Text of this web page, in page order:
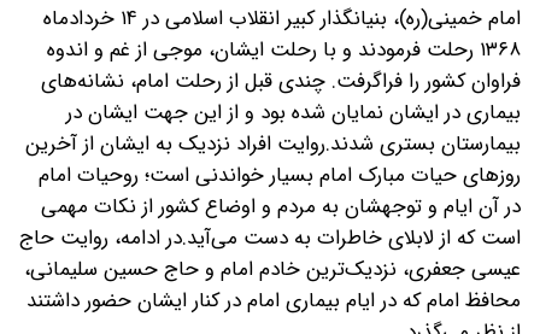
امام خمینی(ره)، بنیانگذار کبیر انقلاب اسلامی در ۱۴ خردادماه
۱۳۶۸ رحلت فرمودند و با رحلت ایشان، موجی از غم و اندوه
فراوان کشور را فراگرفت. چندی قبل از رحلت امام، نشانه‌های
بیماری در ایشان نمایان شده بود و از این جهت ایشان در
بیمارستان بستری شدند.روایت افراد نزدیک به ایشان از آخرین
روز‌های حیات مبارک امام بسیار خواندنی است؛ روحیات امام
در آن ایام و توجهشان به مردم و اوضاع کشور از نکات مهمی
است که از لابلای خاطرات به دست می‌آید.در ادامه، روایت حاج
عیسی جعفری، نزدیک‌ترین خادم امام و حاج حسین سلیمانی،
محافظ امام که در ایام بیماری امام در کنار ایشان حضور داشتند